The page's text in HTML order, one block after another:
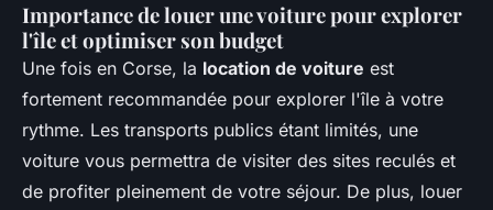
Importance de louer une voiture pour explorer
l'île et optimiser son budget
Une fois en Corse, la location de voiture est
fortement recommandée pour explorer l'île à votre
rythme. Les transports publics étant limités, une
voiture vous permettra de visiter des sites reculés et
de profiter pleinement de votre séjour. De plus, louer